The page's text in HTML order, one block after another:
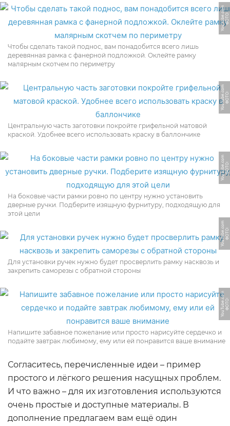
Ф
О
Т
О:
Y
o
u
T
u
b
e.
c
o
m
Чтобы сделать такой поднос, вам понадобится всего лишь
деревянная рамка с фанерной подложкой. Оклейте рамку
малярным скотчем по периметру
Ф
О
Т
О:
Y
o
u
T
u
b
e.
c
o
m
Центральную часть заготовки покройте грифельной матовой
краской. Удобнее всего использовать краску в баллончике
Ф
О
Т
О:
Y
o
u
T
u
b
e.
c
o
m
На боковые части рамки ровно по центру нужно установить
дверные ручки. Подберите изящную фурнитуру, подходящую для
этой цели
Ф
О
Т
О:
Y
o
u
T
u
b
e.
c
o
m
Для установки ручек нужно будет просверлить рамку насквозь и
закрепить саморезы с обратной стороны
Ф
О
Т
О:
Y
o
u
T
u
b
e.
c
o
m
Напишите забавное пожелание или просто нарисуйте сердечко и
подайте завтрак любимому, ему или ей понравится ваше внимание
Согласитесь, перечисленные идеи – пример
простого и лёгкого решения насущных проблем.
И что важно – для их изготовления используются
очень простые и доступные материалы. В
дополнение предлагаем вам ещё один